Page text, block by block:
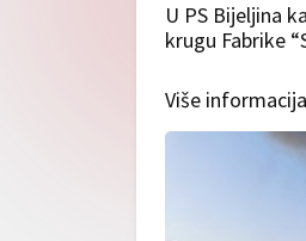
U PS Bijeljina
krugu Fabrike
Više